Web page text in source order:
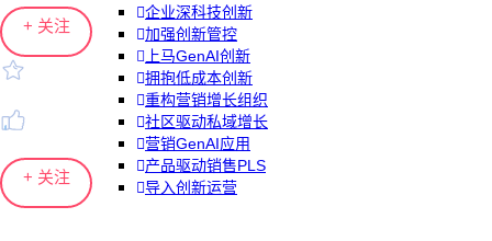
企业深科技创新
加强创新管控
上马GenAI创新
拥抱低成本创新
重构营销增长组织
社区驱动私域增长
营销GenAI应用
产品驱动销售PLS
导入创新运营
+ 关注
+ 关注